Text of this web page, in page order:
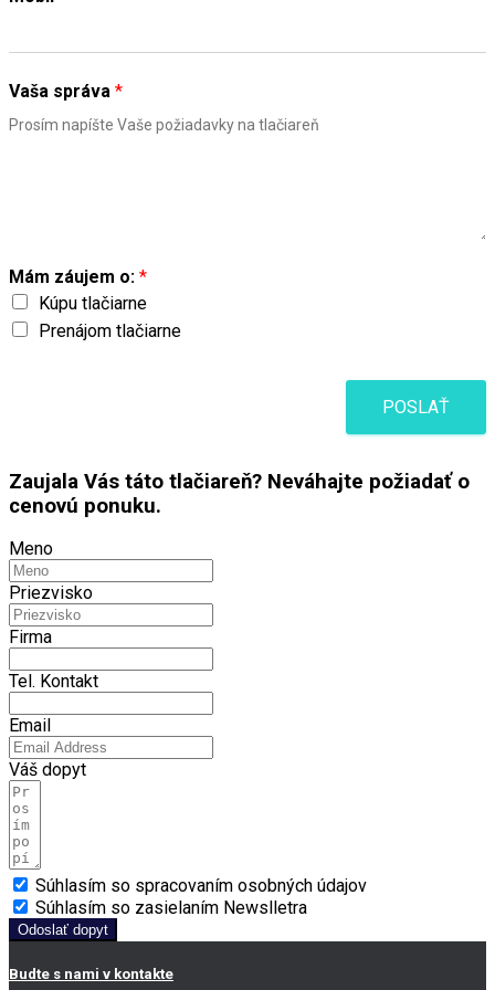
Vaša správa *
Mám záujem o: *
Kúpu tlačiarne
Prenájom tlačiarne
POSLAŤ
Zaujala Vás táto tlačiareň? Neváhajte požiadať o
cenovú ponuku.
Meno
Priezvisko
Firma
Tel. Kontakt
Email
Váš dopyt
Súhlasím so spracovaním osobných údajov
Súhlasím so zasielaním Newslletra
Odoslať dopyt
Budte s nami v kontakte